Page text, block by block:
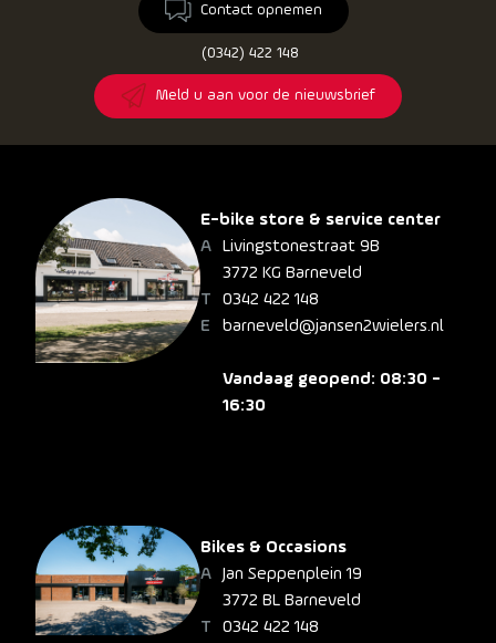
Contact opnemen
(0342) 422 148
Meld u aan voor de nieuwsbrief
E-bike store & service center
Livingstonestraat 9B
3772 KG Barneveld
0342 422 148
barneveld@jansen2wielers.nl
Vandaag geopend: 08:30 -
16:30
Bikes & Occasions
Jan Seppenplein 19
3772 BL Barneveld
0342 422 148